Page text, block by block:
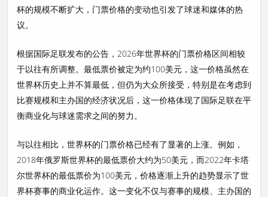
杯的规模不断扩大，门票价格的变动也引发了球迷和媒体的热
议。
根据国际足联发布的公告，2026年世界杯的门票价格区间相较
于以往有所调整。最低票价被定为约100美元，这一价格虽然在
世界杯历史上并不算最低，但仍为大众所接受，特别是在考虑到
比赛规模和主办国的经济状况后，这一价格体现了国际足联在平
衡商业化与球迷需求之间的努力。
与以往相比，世界杯的门票价格已经有了显著的上涨。例如，
2018年俄罗斯世界杯的最低票价大约为50美元，而2022年卡塔
尔世界杯的最低票价为100美元，价格逐渐上升的趋势显示了世
界杯赛事的商业化运作。这一变化不仅与赛事的规模、主办国的